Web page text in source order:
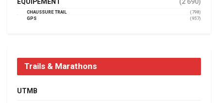
CHAUSSURE TRAIL
(798)
GPS
(957)
Trails & Marathons
UTMB